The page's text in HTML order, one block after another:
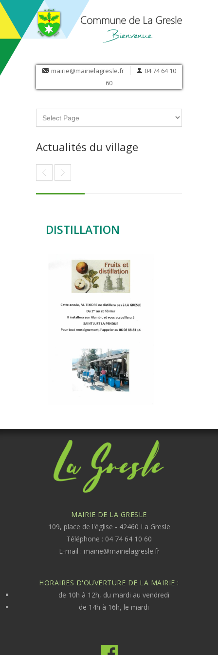
mairie@mairielagresle.fr
04 74 64 10
60
Actualités du village
DISTILLATION
MAIRIE DE LA GRESLE
109, place de l'église - 42460 La Gresle
Téléphone : 04 74 64 10 60
E-mail : mairie@mairielagresle.fr
HORAIRES D'OUVERTURE DE LA MAIRIE :
de 10h à 12h, du mardi au vendredi
de 14h à 16h, le mardi